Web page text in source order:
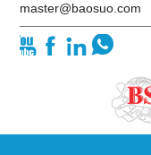
master@baosuo.com
   